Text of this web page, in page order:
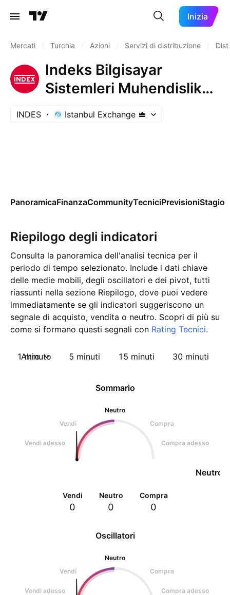
Inizia
Mercati Turchia Azioni Servizi di distribuzione
Indeks Bilgisayar
Sistemleri Muhendislik
Sanayi ve Ticaret A.S
INDES Istanbul Exchange
PanoramicaFinanzaCommunityTecniciPrevisioni
Riepilogo degli indicatori
Consulta la panoramica dell'analisi tecnica per il
periodo di tempo selezionato. Include i dati chiave
delle medie mobili, degli oscillatori e dei pivot, tutti
riassunti nella sezione Riepilogo, dove puoi vedere
immediatamente se gli indicatori suggeriscono un
segnale di acquisto, vendita o neutro. Scopri di più su
come si formano questi segnali con Rating Tecnici.
1 minuto 5 minuti 15 minuti 30 minuti
Altro
Oscillatori
Neutro
Vendi
Compra
Vendi adesso Compra adesso
Sommario
Neutro
Vendi
Compra
Vendi adesso Compra adesso
Neutro
Vendi
0
Neutro
0
Compra
0